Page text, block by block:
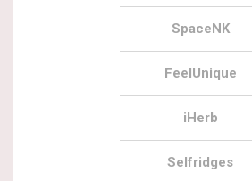
SpaceNK
FeelUnique
iHerb
Selfridges